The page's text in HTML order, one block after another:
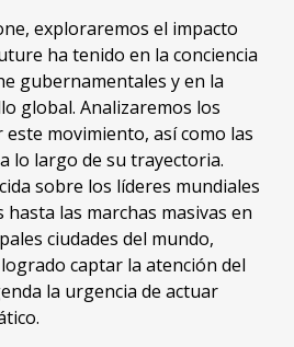
exploraremos el impacto
ha tenido en la conciencia
gubernamentales y en la
global. Analizaremos los
movimiento, así como las
lo largo de su trayectoria.
sobre los líderes mundiales
las marchas masivas en
ciudades del mundo,
captar la atención del
la urgencia de actuar